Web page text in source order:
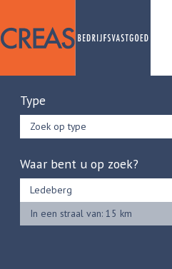
Type
Zoek op type
Waar bent u op zoek?
In een straal van: 15 km